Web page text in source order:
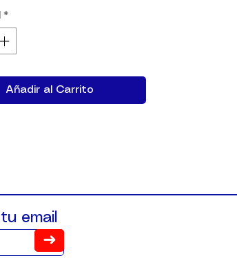
*
Añadir al Carrito
email
➜